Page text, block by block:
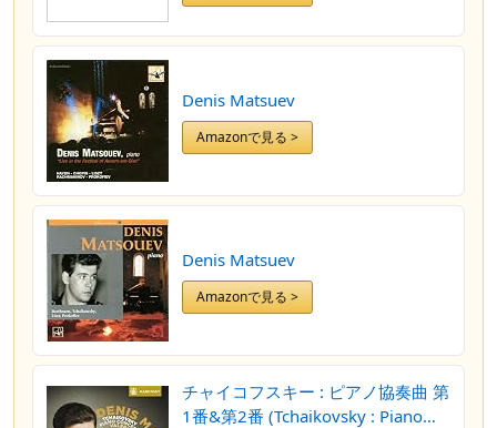
Denis Matsuev
Amazonで見る >
Denis Matsuev
Amazonで見る >
チャイコフスキー : ピアノ協奏曲 第
1番&第2番 (Tchaikovsky : Piano